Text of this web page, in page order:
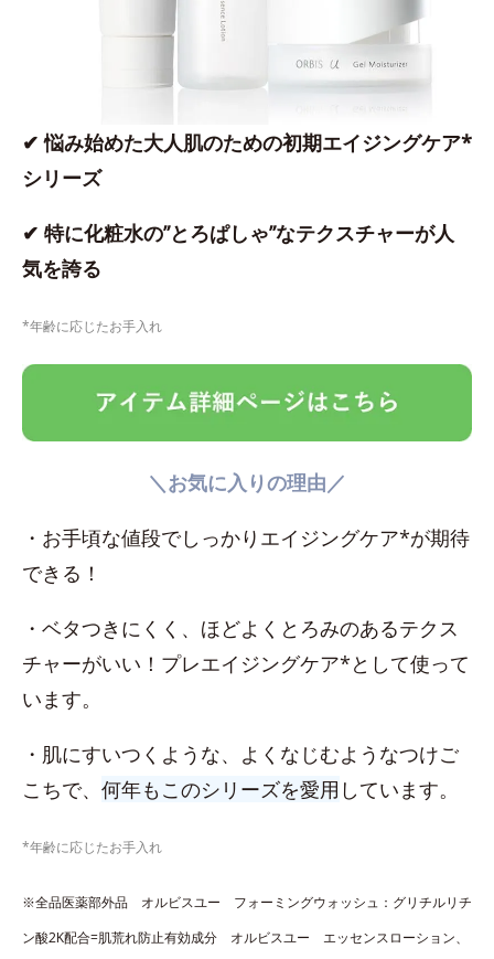
✔ 悩み始めた大人肌のための初期エイジングケア*
シリーズ
✔ 特に化粧水の”とろぱしゃ”なテクスチャーが人
気を誇る
*年齢に応じたお手入れ
＼お気に入りの理由／
・お手頃な値段でしっかりエイジングケア*が期待
できる！
・ベタつきにくく、ほどよくとろみのあるテクス
チャーがいい！プレエイジングケア*として使って
います。
・肌にすいつくような、よくなじむようなつけご
こちで、 何年もこのシリーズを愛用 しています。
*年齢に応じたお手入れ
※全品医薬部外品 オルビスユー フォーミングウォッシュ：グリチルリチ
ン酸2K配合=肌荒れ防止有効成分 オルビスユー エッセンスローション、